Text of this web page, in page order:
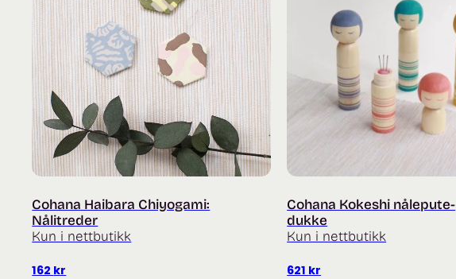
Cohana Haibara Chiyogami:
Nålitreder
Kun i nettbutikk
162 kr
Cohana Kokeshi nålepute-
dukke
Kun i nettbutikk
621 kr